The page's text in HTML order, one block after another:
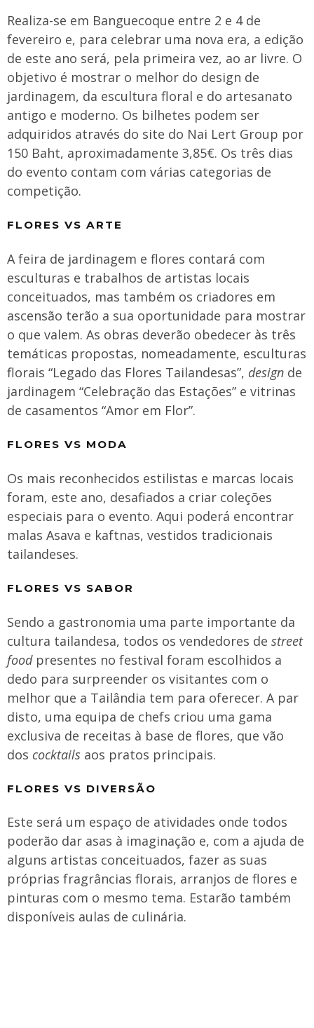
Realiza-se em Banguecoque entre 2 e 4 de
fevereiro e, para celebrar uma nova era, a edição
de este ano será, pela primeira vez, ao ar livre. O
objetivo é mostrar o melhor do design de
jardinagem, da escultura floral e do artesanato
antigo e moderno. Os bilhetes podem ser
adquiridos através do site do Nai Lert Group por
150 Baht, aproximadamente 3,85€. Os três dias
do evento contam com várias categorias de
competição.
FLORES VS ARTE
A feira de jardinagem e flores contará com
esculturas e trabalhos de artistas locais
conceituados, mas também os criadores em
ascensão terão a sua oportunidade para mostrar
o que valem. As obras deverão obedecer às três
temáticas propostas, nomeadamente, esculturas
florais “Legado das Flores Tailandesas”, design de
jardinagem “Celebração das Estações” e vitrinas
de casamentos “Amor em Flor”.
FLORES VS MODA
Os mais reconhecidos estilistas e marcas locais
foram, este ano, desafiados a criar coleções
especiais para o evento. Aqui poderá encontrar
malas Asava e kaftnas, vestidos tradicionais
tailandeses.
FLORES VS SABOR
Sendo a gastronomia uma parte importante da
cultura tailandesa, todos os vendedores de street
foodpresentes no festival foram escolhidos a
dedo para surpreender os visitantes com o
melhor que a Tailândia tem para oferecer. A par
disto, uma equipa de chefs criou uma gama
exclusiva de receitas à base de flores, que vão
dos cocktails aos pratos principais.
FLORES VS DIVERSÃO
Este será um espaço de atividades onde todos
poderão dar asas à imaginação e, com a ajuda de
alguns artistas conceituados, fazer as suas
próprias fragrâncias florais, arranjos de flores e
pinturas com o mesmo tema. Estarão também
disponíveis aulas de culinária.